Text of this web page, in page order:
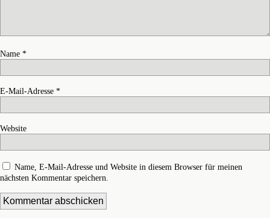
Name *
E-Mail-Adresse *
Website
Name, E-Mail-Adresse und Website in diesem Browser für meinen
nächsten Kommentar speichern.